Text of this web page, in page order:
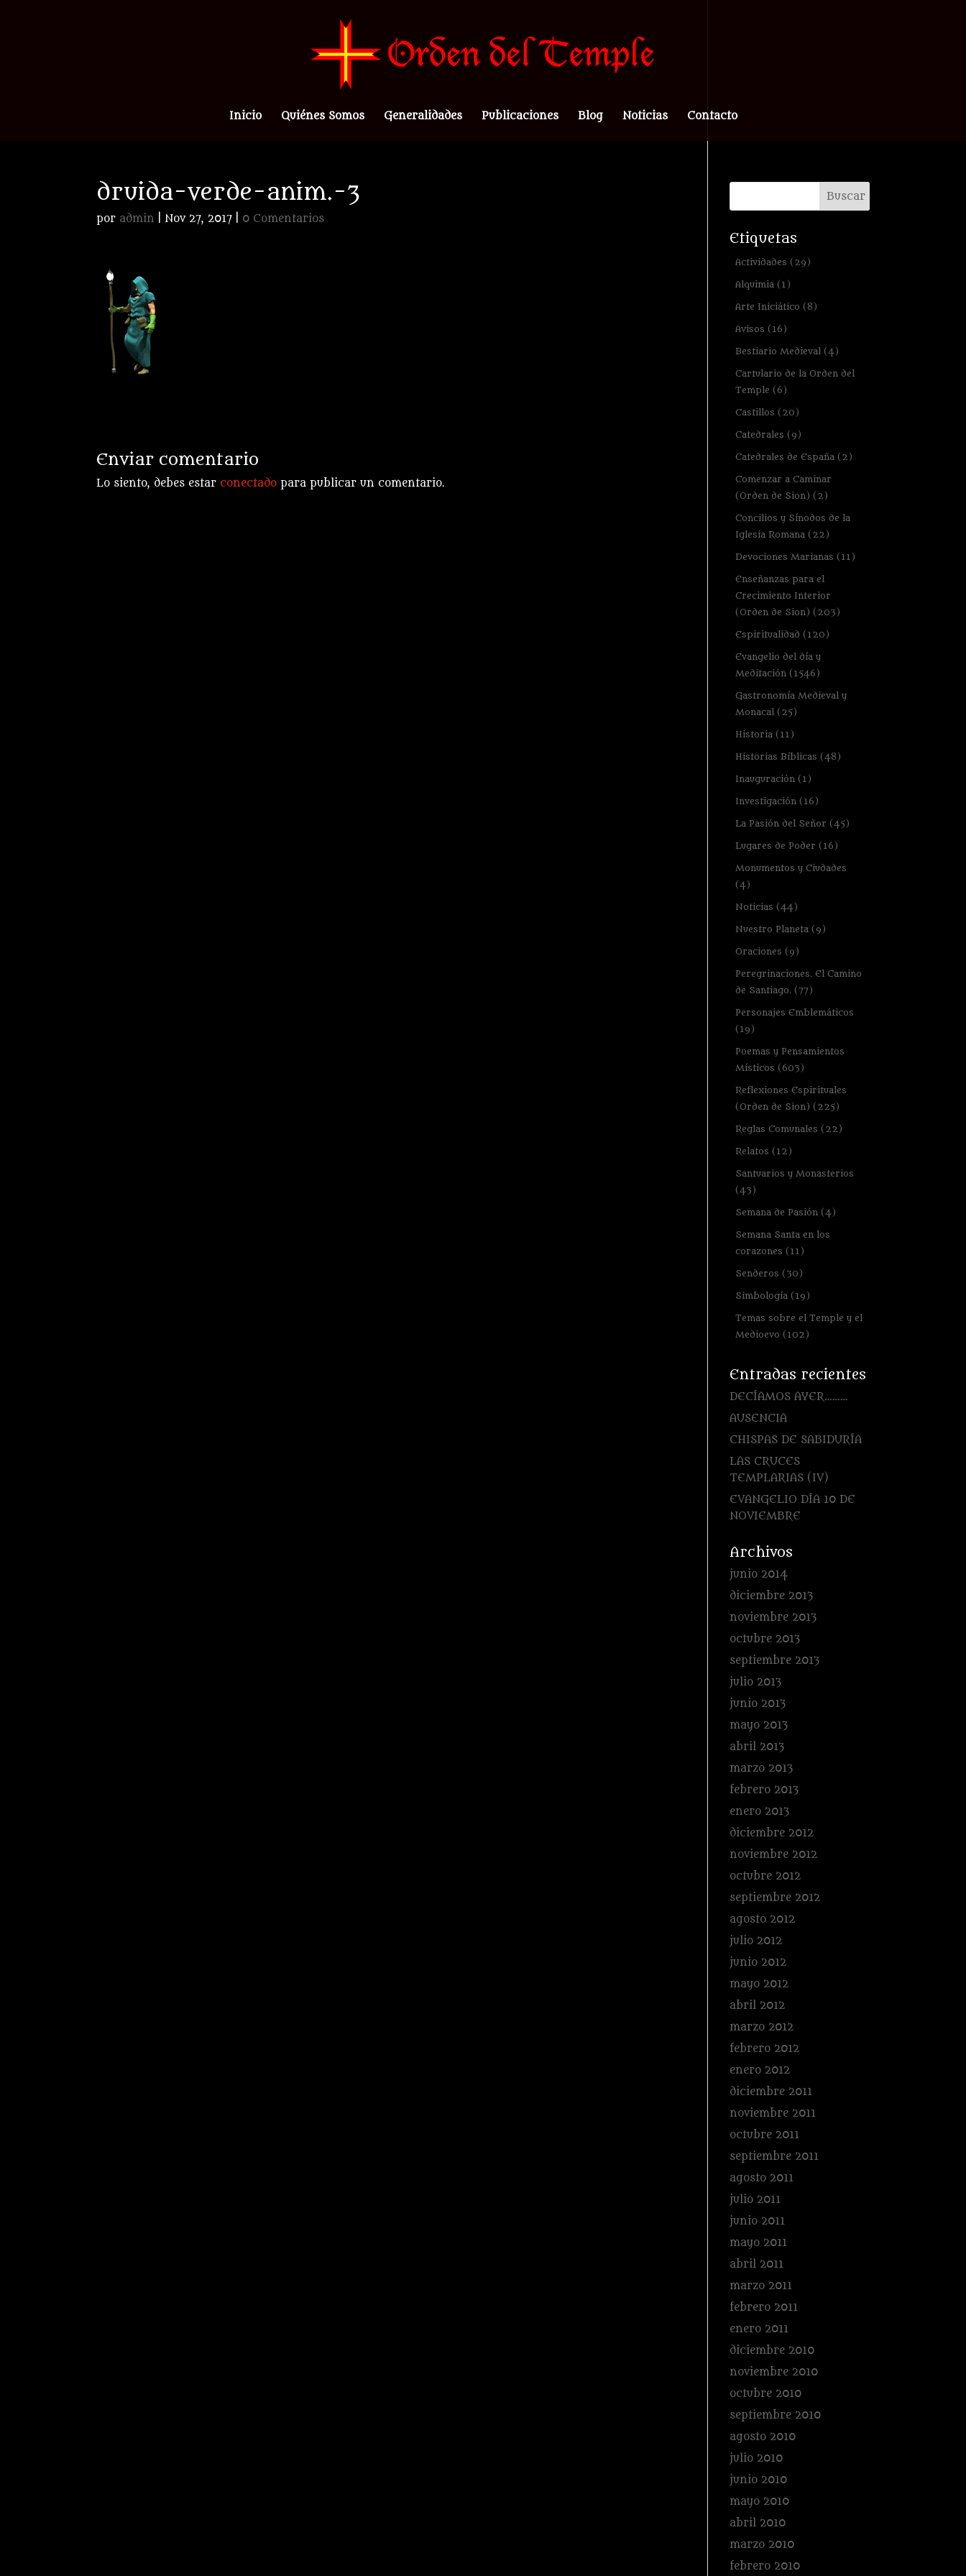
Inicio Quiénes Somos Generalidades Publicaciones Blog Noticias Contacto
druida-verde-anim.-3
por admin |Nov 27, 2017 0 Comentarios
Enviar comentario
Lo siento, debes estar conectado para publicar un comentario.
Etiquetas
Actividades (29)
Alquimia (1)
Arte Iniciático (8)
Avisos (16)
Bestiario Medieval (4)
Cartulario de la Orden del
Temple (6)
Castillos (20)
Catedrales (9)
Catedrales de España (2)
Comenzar a Caminar
(Orden de Sion) (2)
Concilios y Sínodos de la
Iglesia Romana (22)
Devociones Marianas (11)
Enseñanzas para el
Crecimiento Interior
(Orden de Sion) (203)
Espiritualidad (120)
Evangelio del día y
Meditación (1546)
Gastronomía Medieval y
Monacal (25)
Historia (11)
Historias Bíblicas (48)
Inauguración (1)
Investigación (16)
La Pasión del Señor (45)
Lugares de Poder (16)
Monumentos y Ciudades
(4)
Noticias (44)
Nuestro Planeta (9)
Oraciones (9)
Peregrinaciones. El Camino
de Santiago. (77)
Personajes Emblemáticos
(19)
Poemas y Pensamientos
Místicos (603)
Reflexiones Espirituales
(Orden de Sion) (225)
Reglas Comunales (22)
Relatos (12)
Santuarios y Monasterios
(43)
Semana de Pasión (4)
Semana Santa en los
corazones (11)
Senderos (30)
Simbología (19)
Temas sobre el Temple y el
Medioevo (102)
Entradas recientes
DECÍAMOS AYER………
AUSENCIA
CHISPAS DE SABIDURÍA
LAS CRUCES
TEMPLARIAS (IV)
EVANGELIO DÍA 10 DE
NOVIEMBRE
Archivos
junio 2014
diciembre 2013
noviembre 2013
octubre 2013
septiembre 2013
julio 2013
junio 2013
mayo 2013
abril 2013
marzo 2013
febrero 2013
enero 2013
diciembre 2012
noviembre 2012
octubre 2012
septiembre 2012
agosto 2012
julio 2012
junio 2012
mayo 2012
abril 2012
marzo 2012
febrero 2012
enero 2012
diciembre 2011
noviembre 2011
octubre 2011
septiembre 2011
agosto 2011
julio 2011
junio 2011
mayo 2011
abril 2011
marzo 2011
febrero 2011
enero 2011
diciembre 2010
noviembre 2010
octubre 2010
septiembre 2010
agosto 2010
julio 2010
junio 2010
mayo 2010
abril 2010
marzo 2010
febrero 2010